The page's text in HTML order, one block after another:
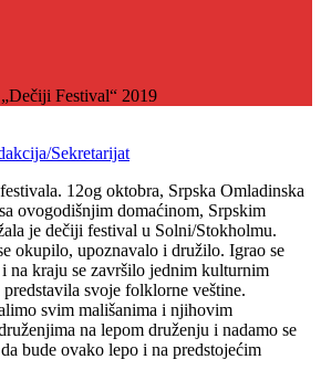
Festival“ 2019
Sekretarijat
12og oktobra, Srpska Omladinska
ovogodišnjim domaćinom, Srpskim
je dečiji festival u Solni/Stokholmu.
okupilo, upoznavalo i družilo. Igrao se
na kraju se završilo jednim kulturnim
svoje folklorne veštine.
svim mališanima i njihovim
na lepom druženju i nadamo se
bude ovako lepo i na predstojećim